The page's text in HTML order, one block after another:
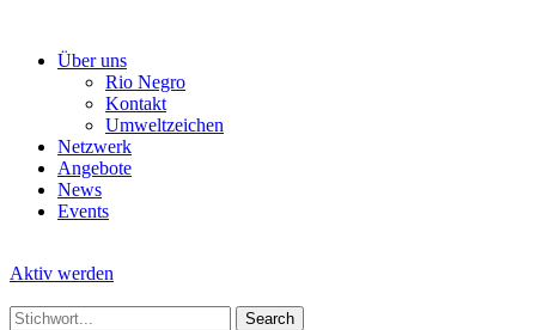
Über uns
Rio Negro
Kontakt
Umweltzeichen
Netzwerk
Angebote
News
Events
Aktiv werden